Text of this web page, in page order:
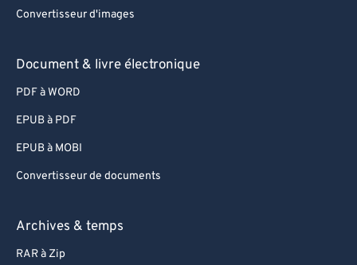
Convertisseur d'images
Document & livre électronique
PDF à WORD
EPUB à PDF
EPUB à MOBI
Convertisseur de documents
Archives & temps
RAR à Zip